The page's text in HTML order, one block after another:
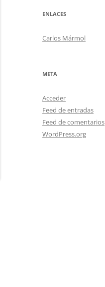
ENLACES
Carlos Mármol
META
Acceder
Feed de entradas
Feed de comentarios
WordPress.org